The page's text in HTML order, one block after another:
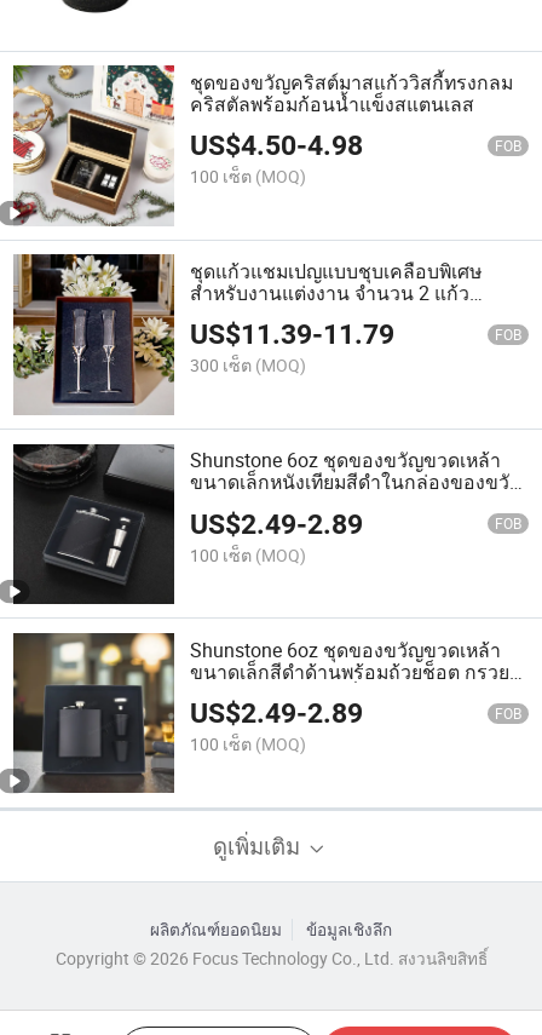
ชุดของขวัญคริสต์มาสแก้ววิสกี้ทรงกลม
คริสตัลพร้อมก้อนน้ำแข็งสแตนเลส
US$4.50-4.98 FOB
100 เซ็ต (MOQ)
ชุดแก้วแชมเปญแบบชุบเคลือบพิเศษ
สำหรับงานแต่งงาน จำนวน 2 แก้ว
แชมเปญพร้อมโบว์ในกล่องของขวัญ
US$11.39-11.79 FOB
300 เซ็ต (MOQ)
Shunstone 6oz ชุดของขวัญขวดเหล้า
ขนาดเล็กหนังเทียมสีดำในกล่องของขวัญ
ของบริษัท
US$2.49-2.89 FOB
100 เซ็ต (MOQ)
Shunstone 6oz ชุดของขวัญขวดเหล้า
ขนาดเล็กสีดำด้านพร้อมถ้วยช็อต กรวย
และกล่องของขวัญที่ออกแบบเฉพาะ
สำหรับของขวัญส่งเสริมการขายธุรกิจ
US$2.49-2.89 FOB
100 เซ็ต (MOQ)
ดูเพิ่มเติม
ผลิตภัณฑ์ยอดนิยม
ข้อมูลเชิงลึก
Copyright © 2026 Focus Technology Co., Ltd. สงวนลิขสิทธิ์